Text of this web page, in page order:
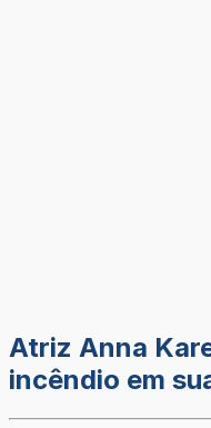
Atriz Anna
incêndio em